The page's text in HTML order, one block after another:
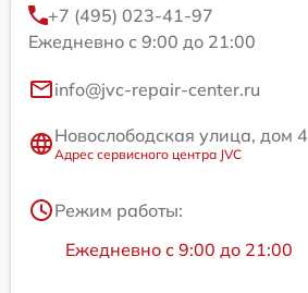
+7 (495) 023-41-97
Ежедневно с 9:00 до 21:00
info@jvc-repair-center.ru
Новослободская улица, дом 4
Адрес сервисного центра JVC
Режим работы:
Ежедневно с 9:00 до 21:00